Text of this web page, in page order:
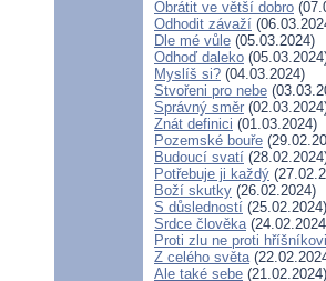
Obrátit ve větší dobro
Odhodit závaží
Dle mé vůle (05.03.2024)
Odhoď daleko
Myslíš si? (04.03.2024)
Stvořeni pro nebe
Správný směr
Znát definici (01.03.2024)
Pozemské bouře
Budoucí svatí
Potřebuje ji každý
Boží skutky (26.02.2024)
S důsledností (25.02.2024)
Srdce člověka
Proti zlu ne proti hříšníkovi
Z celého světa
Ale také sebe (21.02.2024)